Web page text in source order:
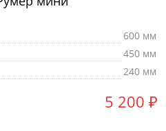
600 мм
450 мм
240 мм
5 200 ₽